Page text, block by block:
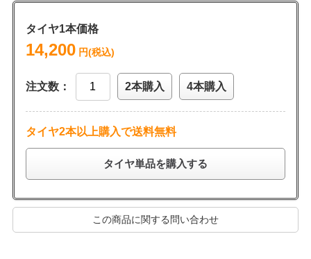
タイヤ1本価格
14,200円(税込)
注文数： 2本購入 4本購入
タイヤ2本以上購入で送料無料
タイヤ単品を購入する
この商品に関する問い合わせ